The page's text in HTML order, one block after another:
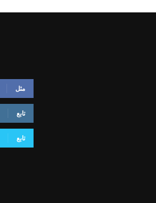
مثل
تابع
تابع